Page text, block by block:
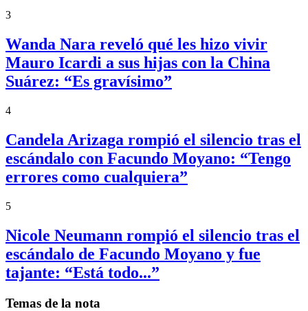
3
Wanda Nara reveló qué les hizo vivir
Mauro Icardi a sus hijas con la China
Suárez: “Es gravísimo”
4
Candela Arizaga rompió el silencio tras el
escándalo con Facundo Moyano: “Tengo
errores como cualquiera”
5
Nicole Neumann rompió el silencio tras el
escándalo de Facundo Moyano y fue
tajante: “Está todo...”
Temas de la nota